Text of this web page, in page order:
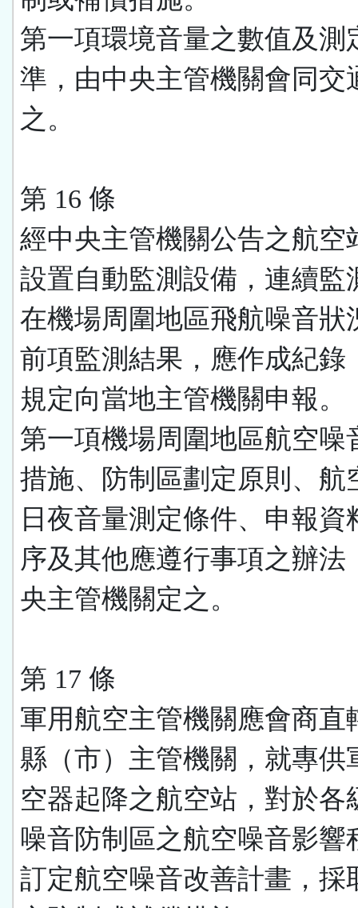
第一項環境音量之數值及測
準，由中央主管機關會同交
之。
第 16 條
經中央主管機關公告之航空
設置自動監測設備，連續監
在機場周圍地區飛航噪音狀
前項監測結果，應作成紀錄
規定向當地主管機關申報。
第一項機場周圍地區航空噪
措施、防制區劃定原則、航
日夜音量測定條件、申報資
序及其他應遵行事項之辦法
央主管機關定之。
第 17 條
軍用航空主管機關應會商直
縣（市）主管機關，就專供
空器起降之航空站，對於各
噪音防制區之航空噪音影響
訂定航空噪音改善計畫，採